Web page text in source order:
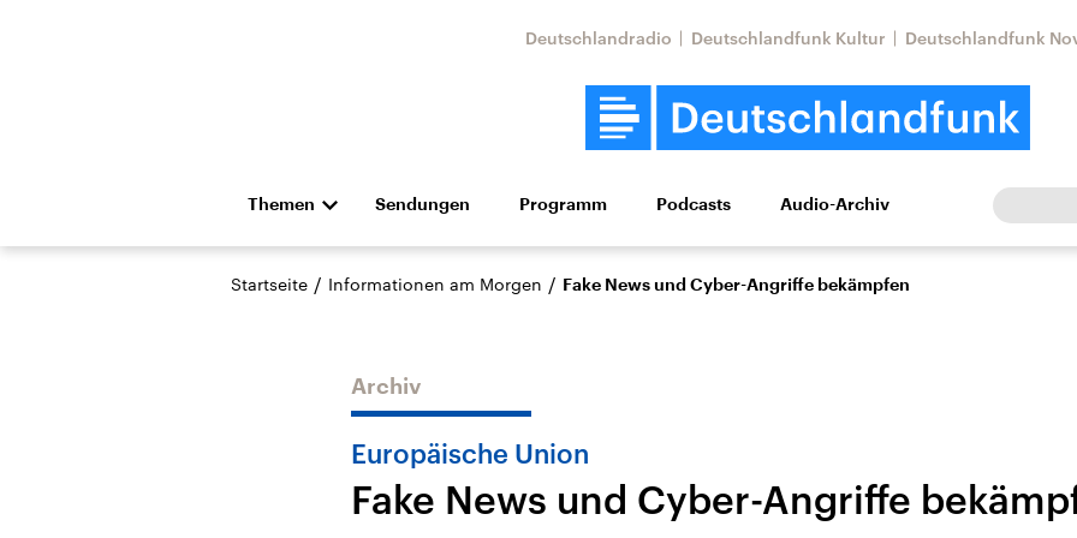
Deutschlandradio Deutschlandfunk Kultur Deutschlandfunk
Themen
Die Nachrichten Politik Wirtschaft Wissen Kultur Europa
Hörspiel und Feature Musik
Landtagswahl Sachsen-
USA
Nahostkonflikt
Aktuelle Lage und
Iran
Aktuelle Lage und
Sendungen Programm Podcasts Audio-Archiv
Startseite / Informationen am Morgen / Fake News und Cyber-Angriffe bekämpfen
Archiv
Europäische Union
Fake News und Cyber-Angriffe